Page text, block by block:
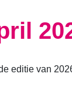
editie van